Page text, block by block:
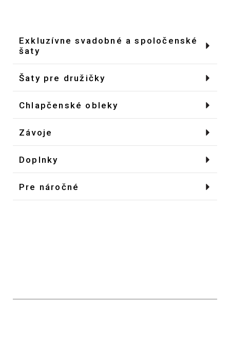
Exkluzívne svadobné a spoločenské
šaty
Dovoz Španielsko, Taliansko
Šaty pre družičky
Veľkosti od 70 do 164
Chlapčenské obleky
Veľkosti od 70 do 164
Závoje
Zákazkové šitie podľa potreby
Doplnky
Bižutéria, kabelky, svadobné a
Pre náročné